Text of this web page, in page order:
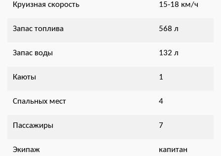
Круизная скорость 15-18 км/ч
Запас топлива 568 л
Запас воды 132 л
Каюты 1
Спальных мест 4
Пассажиры 7
Экипаж капитан